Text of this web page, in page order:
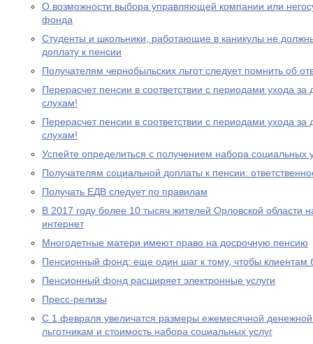
О возможности выбора управляющей компании или
фонда
Студенты и школьники, работающие в каникулы не
доплату к пенсии
Получателям чернобыльских льгот следует помнить об
Перерасчет пенсии в соответствии с периодами ухода за
слухам!
Перерасчет пенсии в соответствии с периодами ухода за
слухам!
Успейте определиться с получением набора социальных
Получателям социальной доплаты к пенсии:
Получать ЕДВ следует по правилам
В 2017 году более 10 тысяч жителей Орловской области
интернет
Многодетные матери имеют право на досрочную пенсию
Пенсионный фонд: еще один шаг к тому, чтобы клиентам
Пенсионный фонд расширяет электронные услуги
Пресс-релизы
С 1 февраля увеличатся размеры ежемесячной
льготникам и стоимость набора социальных услуг